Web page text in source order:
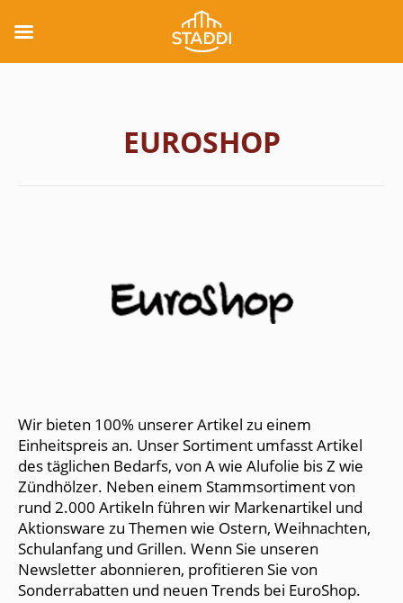
EUROSHOP
Wir bieten 100% unserer Artikel zu einem
Einheitspreis an. Unser Sortiment umfasst Artikel
des täglichen Bedarfs, von A wie Alufolie bis Z wie
Zündhölzer. Neben einem Stammsortiment von
rund 2.000 Artikeln führen wir Markenartikel und
Aktionsware zu Themen wie Ostern, Weihnachten,
Schulanfang und Grillen. Wenn Sie unseren
Newsletter abonnieren, profitieren Sie von
Sonderrabatten und neuen Trends bei EuroShop.